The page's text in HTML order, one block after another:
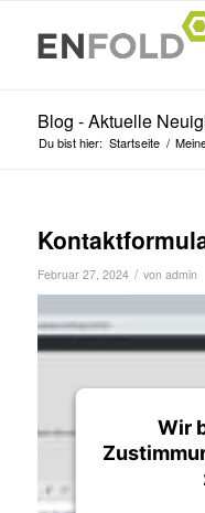
Blog - Aktuelle
Du bist hier: Startseite /
Februar 27, 2024 / von admin
Wir